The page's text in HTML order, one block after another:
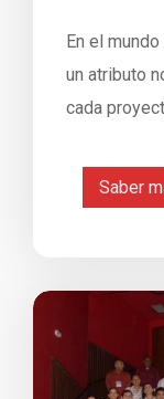
En el
un atributo
cada
Saber